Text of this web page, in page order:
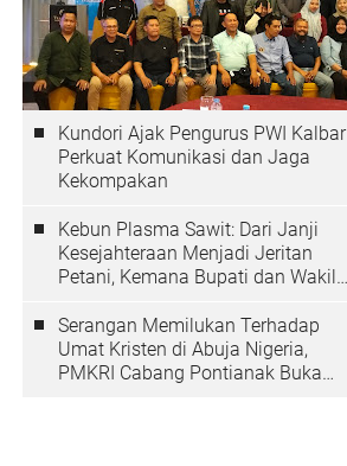
Kundori Ajak Pengurus PWI Kalbar
Perkuat Komunikasi dan Jaga
Kekompakan
Kebun Plasma Sawit: Dari Janji
Kesejahteraan Menjadi Jeritan
Petani, Kemana Bupati dan Wakil
Serangan Memilukan Terhadap
Umat Kristen di Abuja Nigeria,
PMKRI Cabang Pontianak Buka